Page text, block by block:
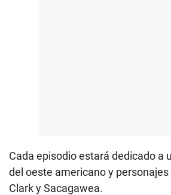
Cada episodio estará dedicado a
del oeste americano y
Clark y Sacagawea.